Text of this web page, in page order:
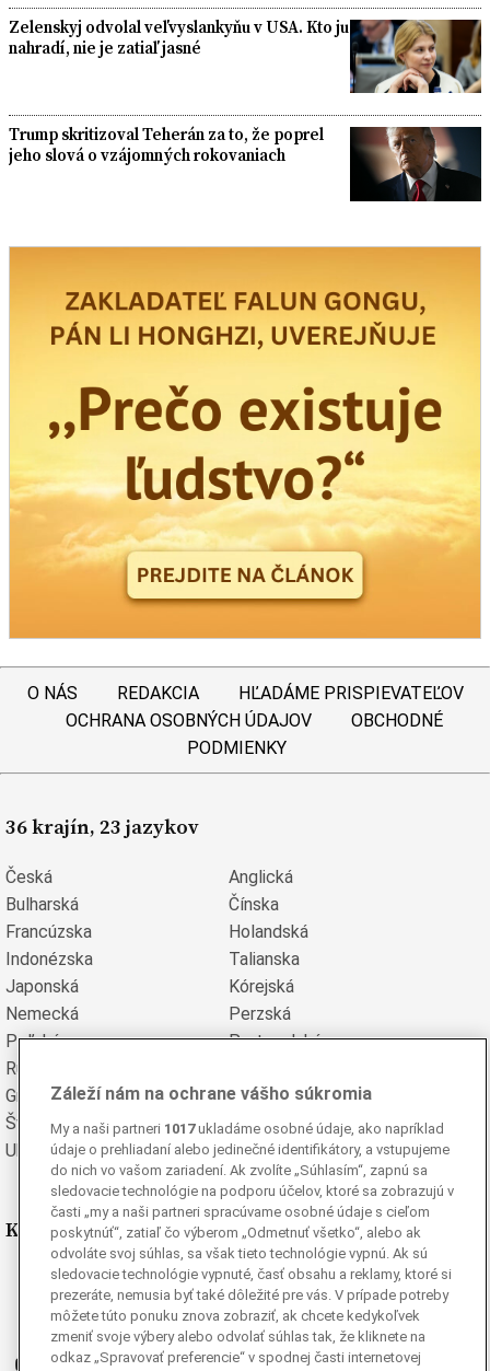
Zelenskyj odvolal veľvyslankyňu v USA. Kto ju
nahradí, nie je zatiaľ jasné
Trump skritizoval Teherán za to, že poprel
jeho slová o vzájomných rokovaniach
O NÁS REDAKCIA
HĽADÁME PRISPIEVATEĽOV
OCHRANA OSOBNÝCH ÚDAJOV
OBCHODNÉ
PODMIENKY
36 krajín, 23 jazykov
Česká
Anglická
Bulharská
Čínska
Francúzska
Holandská
Indonézska
Talianska
Japonská
Kórejská
Nemecká
Perzská
Poľská
Portugalská
Rumunská
Grécka
Španielska
Švédska
Turecká
Ukrajinská
Vietnamská
Kde nás nájdete
Facebook
Instagram
Ganjing
Youtube
Záleží nám na ochrane vášho súkromia
My a naši partneri 1017ukladáme osobné údaje, ako napríklad
údaje o prehliadaní alebo jedinečné identifikátory, a vstupujeme
do nich vo vašom zariadení. Ak zvolíte „Súhlasím“, zapnú sa
sledovacie technológie na podporu účelov, ktoré sa zobrazujú v
časti „my a naši partneri spracúvame osobné údaje s cieľom
poskytnúť“, zatiaľ čo výberom „Odmetnuť všetko“, alebo ak
odvoláte svoj súhlas, sa však tieto technológie vypnú. Ak sú
sledovacie technológie vypnuté, časť obsahu a reklamy, ktoré si
prezeráte, nemusia byť také dôležité pre vás. V prípade potreby
môžete túto ponuku znova zobraziť, ak chcete kedykoľvek
zmeniť svoje výbery alebo odvolať súhlas tak, že kliknete na
odkaz „Spravovať preferencie“ v spodnej časti internetovej